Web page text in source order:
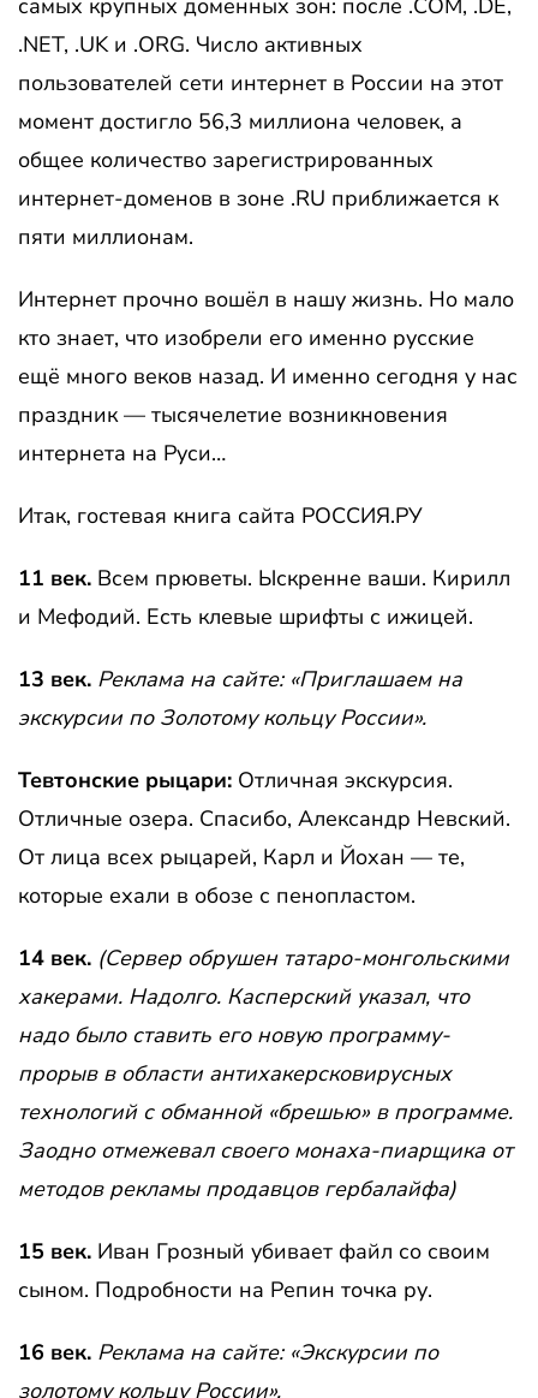
самых крупных доменных зон: после .COM, .DE,
.NET, .UK и .ORG. Число активных
пользователей сети интернет в России на этот
момент достигло 56,3 миллиона человек, а
общее количество зарегистрированных
интернет-доменов в зоне .RU приближается к
пяти миллионам.
Интернет прочно вошёл в нашу жизнь. Но мало
кто знает, что изобрели его именно русские
ещё много веков назад. И именно сегодня у нас
праздник — тысячелетие возникновения
интернета на Руси…
Итак, гостевая книга сайта РОССИЯ.РУ
11 век. Всем прюветы. Ыскренне ваши. Кирилл
и Мефодий. Есть клевые шрифты с ижицей.
13 век. Реклама на сайте: «Приглашаем на
экскурсии по Золотому кольцу России».
Тевтонские рыцари: Отличная экскурсия.
Отличные озера. Спасибо, Александр Невский.
От лица всех рыцарей, Карл и Йохан — те,
которые ехали в обозе с пенопластом.
14 век. (Сервер обрушен татаро-монгольскими
хакерами. Надолго. Касперский указал, что
надо было ставить его новую программу-
прорыв в области антихакерсковирусных
технологий с обманной «брешью» в программе.
Заодно отмежевал своего монаха-пиарщика от
методов рекламы продавцов гербалайфа)
15 век. Иван Грозный убивает файл со своим
сыном. Подробности на Репин точка ру.
16 век. Реклама на сайте: «Экскурсии по
золотому кольцу России».